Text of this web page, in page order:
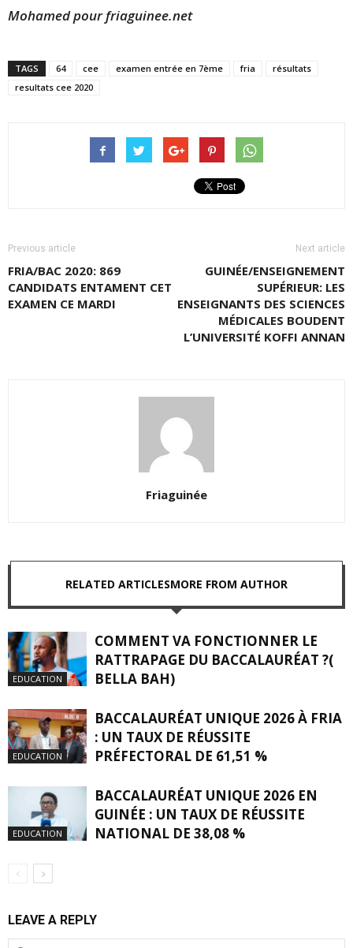
Mohamed pour friaguinee.net
TAGS 64 cee examen entrée en 7ème fria
résultats
resultats cee 2020
Previous article
FRIA/BAC 2020: 869
CANDIDATS ENTAMENT CET
EXAMEN CE MARDI
Next article
GUINÉE/ENSEIGNEMENT
SUPÉRIEUR: LES
ENSEIGNANTS DES SCIENCES
MÉDICALES BOUDENT
L’UNIVERSITÉ KOFFI ANNAN
Friaguinée
RELATED ARTICLESMORE FROM AUTHOR
EDUCATION
COMMENT VA FONCTIONNER LE
RATTRAPAGE DU BACCALAURÉAT ?(
BELLA BAH)
EDUCATION
BACCALAURÉAT UNIQUE 2026 À FRIA
: UN TAUX DE RÉUSSITE
PRÉFECTORAL DE 61,51 %
EDUCATION
BACCALAURÉAT UNIQUE 2026 EN
GUINÉE : UN TAUX DE RÉUSSITE
NATIONAL DE 38,08 %
LEAVE A REPLY